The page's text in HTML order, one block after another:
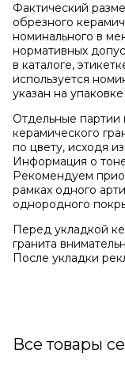
Фактический
обрезного
номинального в
нормативных
в каталоге,
используется
указан на
Отдельные партии
керамического
по цвету, исходя
Информация о
Рекомендуем
рамках одного
однородного
Перед укладкой
гранита
После укладки
Все товары